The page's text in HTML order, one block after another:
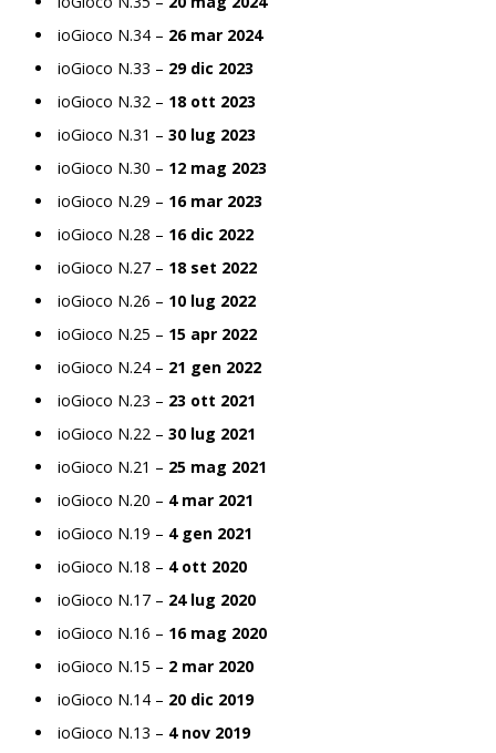
ioGioco N.34 – 26 mar 2024
ioGioco N.33 – 29 dic 2023
ioGioco N.32 – 18 ott 2023
ioGioco N.31 – 30 lug 2023
ioGioco N.30 – 12 mag 2023
ioGioco N.29 – 16 mar 2023
ioGioco N.28 – 16 dic 2022
ioGioco N.27 – 18 set 2022
ioGioco N.26 – 10 lug 2022
ioGioco N.25 – 15 apr 2022
ioGioco N.24 – 21 gen 2022
ioGioco N.23 – 23 ott 2021
ioGioco N.22 – 30 lug 2021
ioGioco N.21 – 25 mag 2021
ioGioco N.20 – 4 mar 2021
ioGioco N.19 – 4 gen 2021
ioGioco N.18 – 4 ott 2020
ioGioco N.17 – 24 lug 2020
ioGioco N.16 – 16 mag 2020
ioGioco N.15 – 2 mar 2020
ioGioco N.14 – 20 dic 2019
ioGioco N.13 – 4 nov 2019